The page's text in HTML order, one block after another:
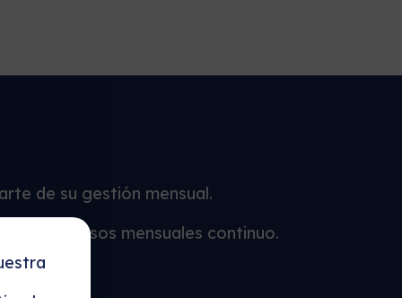
de su gestión mensual.
de ingresos mensuales continuo.